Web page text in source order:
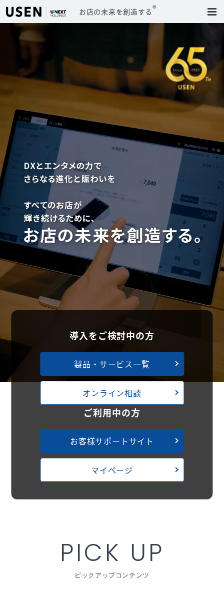
お店の未来を創造する®
導入をご検討中の方
製品・サービス一覧
オンライン相談
ご利用中の方
お客様サポートサイト
マイページ
PICK UP
ピックアップコンテンツ